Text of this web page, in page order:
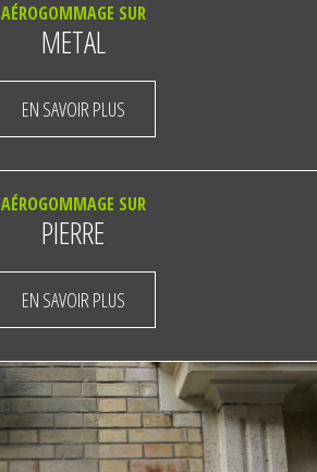
AÉROGOMMAGE SUR
METAL
EN SAVOIR PLUS
AÉROGOMMAGE SUR
PIERRE
EN SAVOIR PLUS